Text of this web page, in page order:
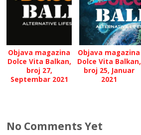
Objava magazina
Dolce Vita Balkan,
broj 27,
Septembar 2021
Objava magazina
Dolce Vita Balkan,
broj 25, Januar
2021
No Comments Yet